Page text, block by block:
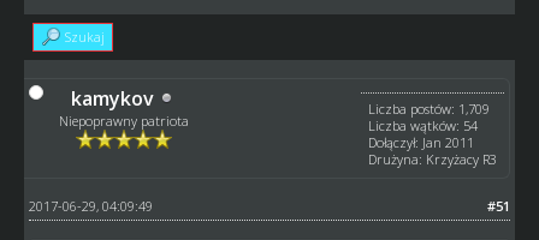
Szukaj
kamykov
Niepoprawny patriota
Liczba postów: 1,709
Liczba wątków: 54
Dołączył: Jan 2011
Drużyna: Krzyżacy R3
#51
2017-06-29, 04:09:49